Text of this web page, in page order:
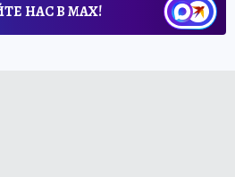
НАС В МАХ!